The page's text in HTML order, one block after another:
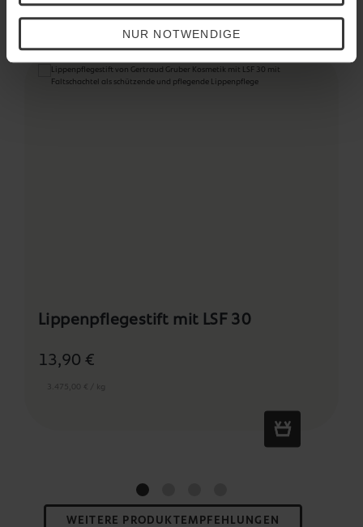
NUR NOTWENDIGE
Das könnte Ihnen auch gefallen
Lippenpflegestift mit LSF 30
3.475,00 € / kg
13,90 €
WEITERE PRODUKTEMPFEHLUNGEN